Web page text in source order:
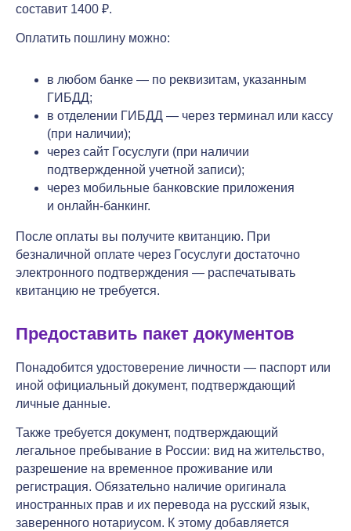
составит 1400 ₽.
Оплатить пошлину можно:
в любом банке — по реквизитам, указанным
ГИБДД;
в отделении ГИБДД — через терминал или кассу
(при наличии);
через сайт Госуслуги (при наличии
подтвержденной учетной записи);
через мобильные банковские приложения
и онлайн-банкинг.
После оплаты вы получите квитанцию. При
безналичной оплате через Госуслуги достаточно
электронного подтверждения — распечатывать
квитанцию не требуется.
Предоставить пакет документов
Понадобится удостоверение личности — паспорт или
иной официальный документ, подтверждающий
личные данные.
Также требуется документ, подтверждающий
легальное пребывание в России: вид на жительство,
разрешение на временное проживание или
регистрация. Обязательно наличие оригинала
иностранных прав и их перевода на русский язык,
заверенного нотариусом. К этому добавляется